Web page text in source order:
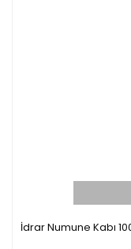
İdrar Numune Kabı